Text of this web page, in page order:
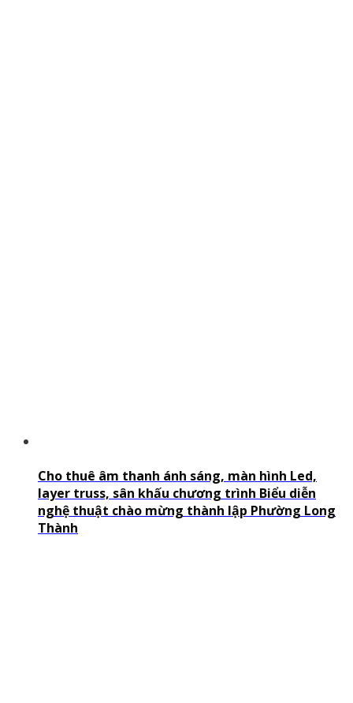
Cho thuê âm thanh ánh sáng, màn hình Led,
layer truss, sân khấu chương trình Biểu diễn
nghệ thuật chào mừng thành lập Phường Long
Thành